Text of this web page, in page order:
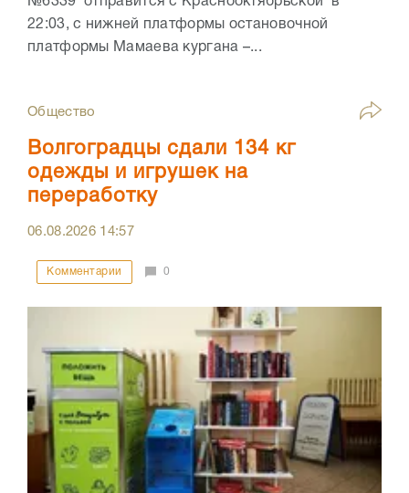
22:03, с нижней платформы остановочной
платформы Мамаева кургана –...
Общество
Волгоградцы сдали 134 кг
одежды и игрушек на
переработку
06.08.2026 14:57
Комментарии 0